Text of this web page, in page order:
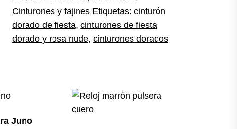
Cinturones y fajines Etiquetas: cinturón
dorado de fiesta, cinturones de fiesta
dorado y rosa nude, cinturones dorados
Juno